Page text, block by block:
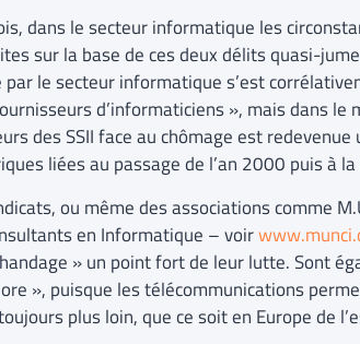
dans le secteur informatique les
sur la base de ces deux délits quasi-
par le secteur informatique s’est
d’informaticiens », mais dans le
des SSII face au chômage est
liées au passage de l’an 2000 puis à
ou même des associations comme
en Informatique – voir
» un point fort de leur lutte. Sont
», puisque les télécommunications
plus loin, que ce soit en Europe de